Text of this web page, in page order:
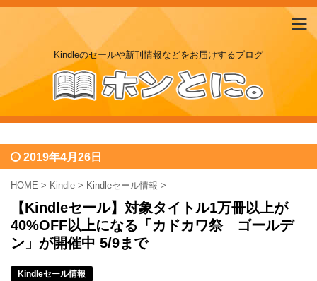
Kindleのセールや新刊情報などをお届けするブログ
2019年4月26日
HOME > Kindle > Kindleセール情報 >
【Kindleセール】対象タイトル1万冊以上が
40%OFF以上になる「カドカワ祭 ゴールデ
ン」が開催中 5/9まで
Kindleセール情報